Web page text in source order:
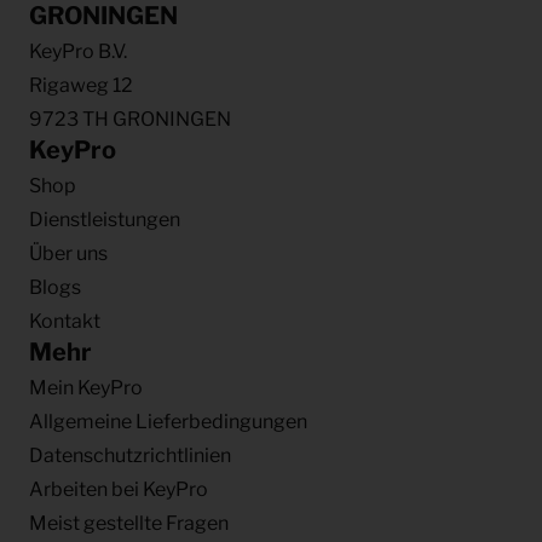
GRONINGEN
KeyPro B.V.
Rigaweg 12
9723 TH GRONINGEN
KeyPro
Shop
Dienstleistungen
Über uns
Blogs
Kontakt
Mehr
Mein KeyPro
Allgemeine Lieferbedingungen
Datenschutzrichtlinien
Arbeiten bei KeyPro
Meist gestellte Fragen